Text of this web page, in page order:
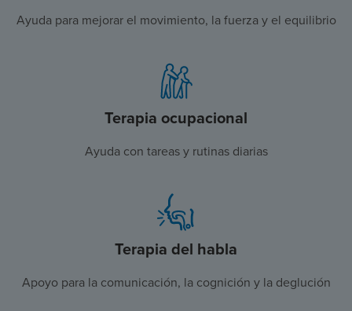
Ayuda para mejorar el movimiento, la fuerza y el equilibrio
Terapia ocupacional
Ayuda con tareas y rutinas diarias
Terapia del habla
Apoyo para la comunicación, la cognición y la deglución